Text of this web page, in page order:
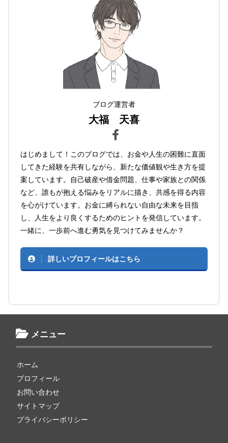
ブログ運営者
大福 天喜
はじめまして！このブログでは、お金や人生の困難に直面
してきた経験を共有しながら、新たな価値観や生き方を提
案しています。自己破産や借金問題、仕事や家族との関係
など、誰もが抱える悩みをリアルに描き、共感を得る内容
を心がけています。お金に縛られない自由な未来を目指
し、人生をより良くするためのヒントを発信しています。
一緒に、一歩前へ進む勇気を見つけてみませんか？
詳しいプロフィールはこちら
メニュー
ホーム
プロフィール
お問い合わせ
サイトマップ
プライバシーポリシー